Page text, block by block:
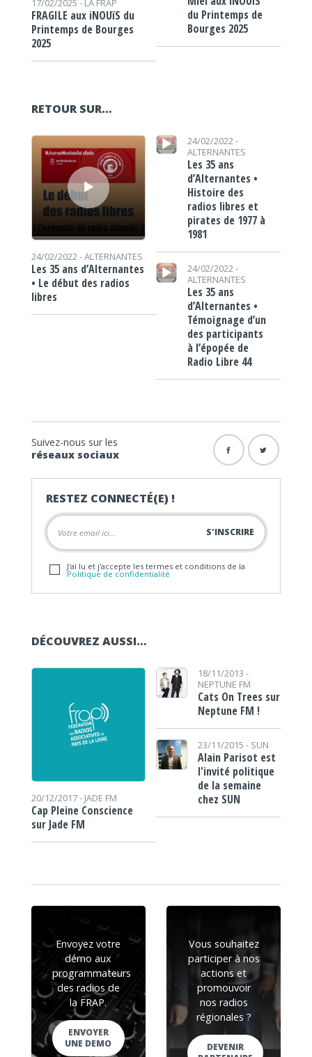
FRAGILE aux iNOUïS du
Printemps de Bourges
2025
du Printemps de
Bourges 2025
RETOUR SUR…
Lecteur audio
24/02/2022 -ALTERNANTES
Les 35 ans d’Alternantes
• Le début des radios
libres
Lecteur audio
24/02/2022 -
ALTERNANTES
Les 35 ans
d’Alternantes •
Histoire des
radios libres et
pirates de 1977 à
1981
Lecteur audio
24/02/2022 -
ALTERNANTES
Les 35 ans
d’Alternantes •
Témoignage d’un
des participants
à l’épopée de
Radio Libre 44
Suivez-nous sur les
réseaux sociaux
RESTEZ CONNECTÉ(E) !
J'ai lu et j'accepte les termes et conditions de la
Politique de confidentialité
DÉCOUVREZ AUSSI…
20/12/2017 - JADE FM
Cap Pleine Conscience
sur Jade FM
18/11/2013 -
NEPTUNE FM
Cats On Trees sur
Neptune FM !
23/11/2015 - SUN
Alain Parisot est
l'invité politique
de la semaine
chez SUN
Envoyez votre
démo aux
programmateurs
des radios de
la FRAP.
ENVOYER
UNE DEMO
Vous souhaitez
participer à nos
actions et
promouvoir
nos radios
régionales ?
DEVENIR